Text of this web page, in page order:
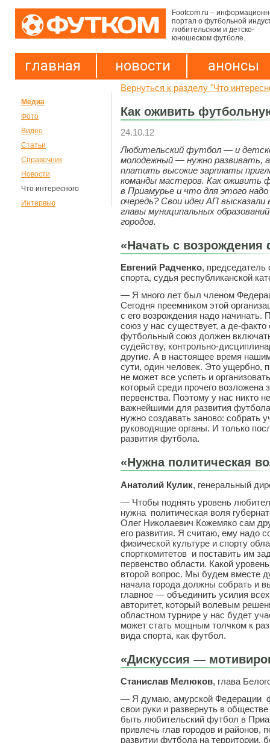
Footcom.ru –
портал о футбольной
любительском и детско-
юношеском футболе.
главная новости анонсы
Медиа
Фото
Видео
Статьи
Справочник
Новости
Что интересного
Интервью
Вернуться к разделу "Что
Как оживить
24.10.12
Любительский футбол — и
молодежный — нужно развивать,
платить высокие зарплаты
команды мастеров. Как оживить
в Приамурье и что для этого
очередь? Свои идеи АП
главы муниципальных
городов.
«Начать с возрождения
Евгений Радченко, председатель
спорта, судья республиканской
— Я много лет был членом
Сегодня преемником этой
с его возрождения надо
союз у нас существует, а де-факто
футбольный союз должен
судейству, контрольно-
другие. А в настоящее время
сути, один человек. Это ущербно,
не может все успеть и
который среди прочего возложена
первенства. Поэтому у нас никто
важнейшими для развития
нужно создавать заново: собрать
руководящие органы. И только
развития футбола.
«Нужна политическая
Анатолий Кулик, генеральный
— Чтобы поднять уровень
нужна политическая воля
Олег Николаевич Кожемяко сам
его развития. Я считаю, ему надо
физической культуре и спорту
спорткомитетов и поставить им
первенство области. Какой
второй вопрос. Мы будем вместе
начала города должны собрать и
главное — объединить усилия
авторитет, который волевым
областном турнире у нас будет
может стать мощным толчком к
вида спорта, как футбол.
«Дискуссия —
Станислав Мелюков, глава
— Я думаю, амурской Федерации
свои руки и развернуть в
быть любительский футбол в
привлечь глав городов и районов,
развитии футбола на территории,